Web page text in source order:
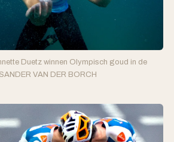
Duetz winnen Olympisch goud in de
VAN DER BORCH